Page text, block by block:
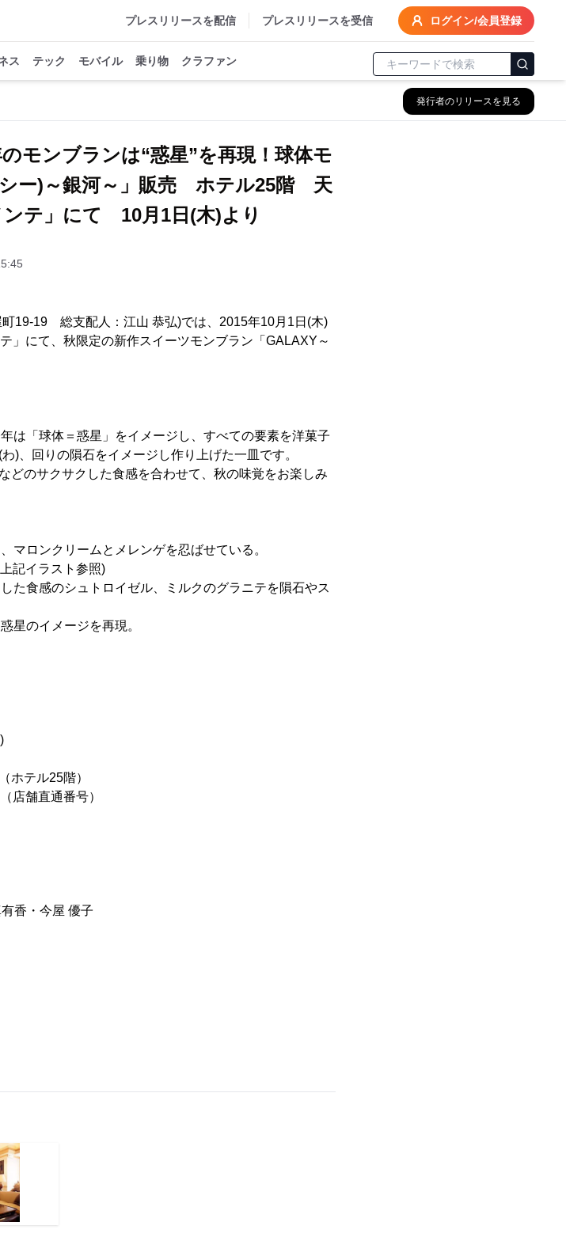
プレスリリースを配信 プレスリリースを受信 ログイン/会員登録
ス テック モバイル 乗り物 クラファン
発行者のリリースを見る
モンブランは“惑星”を再現！球体モ
ー)～銀河～」販売 ホテル25階 天
テ」にて 10月1日(木)より
19-19 総支配人：江山 恭弘)では、2015年10月1日(木)
」にて、秋限定の新作スイーツモンブラン「GALAXY～
は「球体＝惑星」をイメージし、すべての要素を洋菓子
)、回りの隕石をイメージし作り上げた一皿です。
どのサクサクした食感を合わせて、秋の味覚をお楽しみ
マロンクリームとメレンゲを忍ばせている。
記イラスト参照)
た食感のシュトロイゼル、ミルクのグラニテを隕石やス
星のイメージを再現。
ホテル25階）
店舗直通番号）
香・今屋 優子